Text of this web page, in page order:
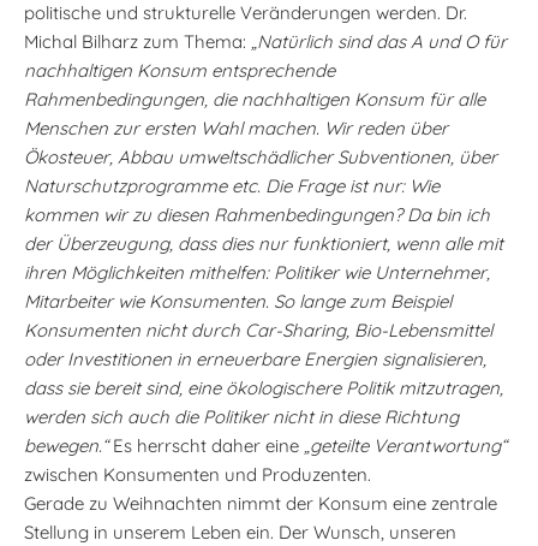
politische und strukturelle Veränderungen werden. Dr.
Michal Bilharz zum Thema: „Natürlich sind das A und O für
nachhaltigen Konsum entsprechende
Rahmenbedingungen, die nachhaltigen Konsum für alle
Menschen zur ersten Wahl machen. Wir reden über
Ökosteuer, Abbau umweltschädlicher Subventionen, über
Naturschutzprogramme etc. Die Frage ist nur: Wie
kommen wir zu diesen Rahmenbedingungen? Da bin ich
der Überzeugung, dass dies nur funktioniert, wenn alle mit
ihren Möglichkeiten mithelfen: Politiker wie Unternehmer,
Mitarbeiter wie Konsumenten. So lange zum Beispiel
Konsumenten nicht durch Car-Sharing, Bio-Lebensmittel
oder Investitionen in erneuerbare Energien signalisieren,
dass sie bereit sind, eine ökologischere Politik mitzutragen,
werden sich auch die Politiker nicht in diese Richtung
bewegen.“Es herrscht daher eine „geteilte Verantwortung“
zwischen Konsumenten und Produzenten.
Gerade zu Weihnachten nimmt der Konsum eine zentrale
Stellung in unserem Leben ein. Der Wunsch, unseren